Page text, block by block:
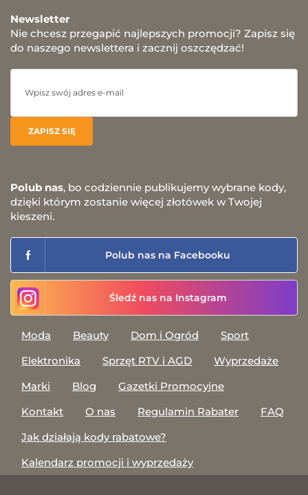
Newsletter
Nie chcesz przegapić najlepszych promocji? Zapisz się
do naszego newslettera i zacznij oszczędzać!
Polub nas, bo codziennie publikujemy wybrane kody,
dzięki którym zostanie więcej złotówek w Twojej
kieszeni.
Polub nas na Facebooku
Śledź nas na Instagram
Moda Beauty Dom i Ogród
Sport
Elektronika
Sprzęt RTV i AGD
Wyprzedaże
Marki
Blog
Gazetki Promocyjne
Kontakt
O nas Regulamin Rabater
FAQ
Jak działają kody rabatowe?
Kalendarz promocji i wyprzedaży